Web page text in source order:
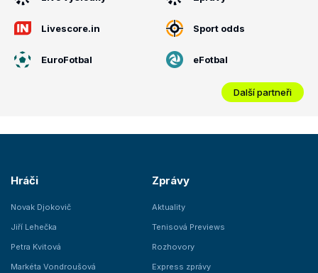
Livescore.in Sport odds
EuroFotbal eFotbal
Další partneři
Hráči
Novak Djokovič
Jiří Lehečka
Petra Kvitová
Markéta Vondroušová
Zprávy
Aktuality
Tenisová Previews
Rozhovory
Express zprávy